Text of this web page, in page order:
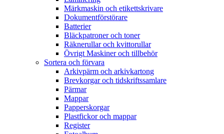
Märkmaskin och etikettskrivare
Dokumentförstörare
Batterier
Bläckpatroner och toner
Räknerullar och kvittorullar
Övrigt Maskiner och tillbehör
Sortera och förvara
Arkivpärm och arkivkartong
Brevkorgar och tidskriftssamlare
Pärmar
Mappar
Papperskorgar
Plastfickor och mappar
Register